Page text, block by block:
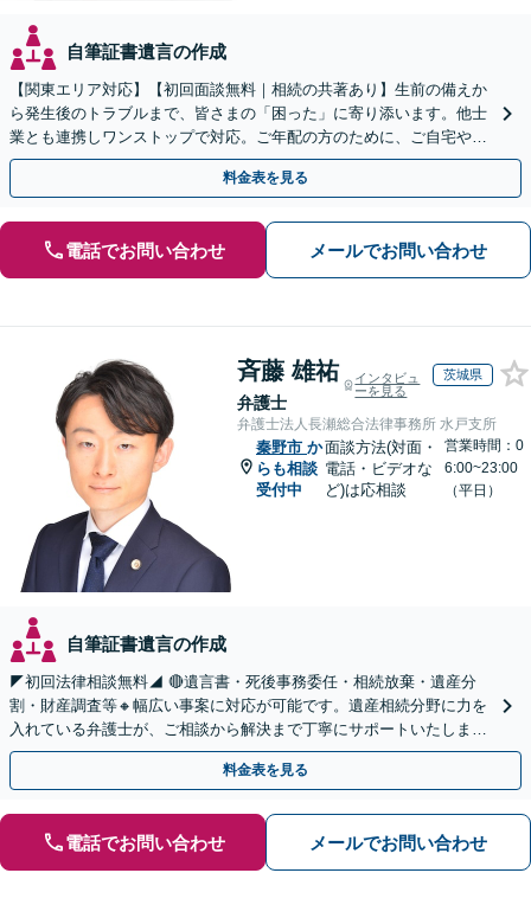
自筆証書遺言の作成
【関東エリア対応】【初回面談無料｜相続の共著あり】生前の備えか
ら発生後のトラブルまで、皆さまの「困った」に寄り添います。他士
業とも連携しワンストップで対応。ご年配の方のために、ご自宅やご
近所への出張相談も実施【秘密厳守｜休日・夜間相談可】
料金表を見る
電話でお問い合わせ メールでお問い合わせ
斉藤 雄祐
弁護士
インタビュ
ーを見る
茨城県
弁護士法人長瀬総合法律事務所 水戸支所
秦野市 か
らも相談
受付中
面談方法(対面・
電話・ビデオな
ど)は応相談
営業時間：0
6:00~23:00
（平日）
自筆証書遺言の作成
◤初回法律相談無料◢ 🔴遺言書・死後事務委任・相続放棄・遺産分
割・財産調査等🔸幅広い事案に対応が可能です。遺産相続分野に力を
入れている弁護士が、ご相談から解決まで丁寧にサポートいたしま
す。まずはじっくりとお話ししてください。
料金表を見る
電話でお問い合わせ メールでお問い合わせ